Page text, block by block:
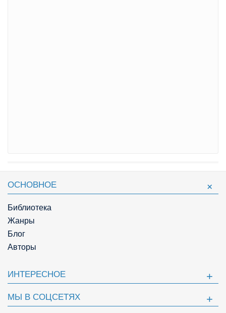
ОСНОВНОЕ
Библиотека
Жанры
Блог
Авторы
ИНТЕРЕСНОЕ
МЫ В СОЦСЕТЯХ